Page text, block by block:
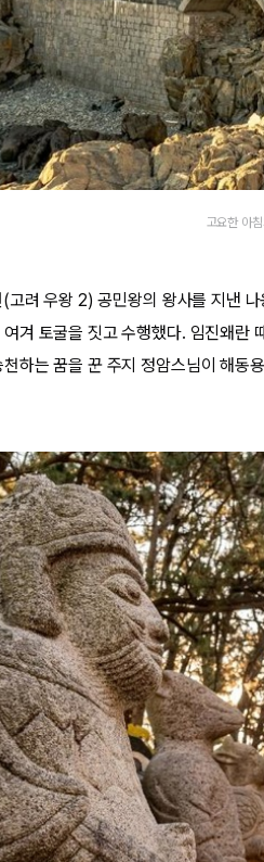
고요한 아
려 우왕 2) 공민왕의 왕사를 지낸
여겨 토굴을 짓고 수행했다. 임진왜
하는 꿈을 꾼 주지 정암스님이 해동